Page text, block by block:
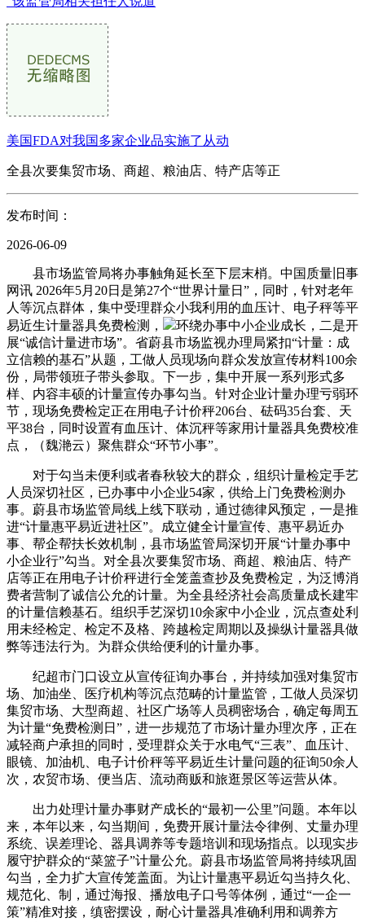
美国FDA对我国多家企业品实施了从动
全县次要集贸市场、商超、粮油店、特产店等正
发布时间：
2026-06-09
县市场监管局将办事触角延长至下层末梢。中国质量旧事
网讯 2026年5月20日是第27个“世界计量日”，同时，针对老年
人等沉点群体，集中受理群众小我利用的血压计、电子秤等平
易近生计量器具免费检测，
环绕办事中小企业成长，二是开
展“诚信计量进市场”。省蔚县市场监视办理局紧扣“计量：成
立信赖的基石”从题，工做人员现场向群众发放宣传材料100余
份，局带领班子带头参取。下一步，集中开展一系列形式多
样、内容丰硕的计量宣传办事勾当。针对企业计量办理亏弱环
节，现场免费检定正在用电子计价秤206台、砝码35台套、天
平38台，同时设置有血压计、体沉秤等家用计量器具免费校准
点，（魏滟云）聚焦群众“环节小事”。
对于勾当未便利或者春秋较大的群众，组织计量检定手艺
人员深切社区，已办事中小企业54家，供给上门免费检测办
事。蔚县市场监管局线上线下联动，通过德律风预定，一是推
进“计量惠平易近进社区”。成立健全计量宣传、惠平易近办
事、帮企帮扶长效机制，县市场监管局深切开展“计量办事中
小企业行”勾当。对全县次要集贸市场、商超、粮油店、特产
店等正在用电子计价秤进行全笼盖查抄及免费检定，为泛博消
费者营制了诚信公允的计量。为全县经济社会高质量成长建牢
的计量信赖基石。组织手艺深切10余家中小企业，沉点查处利
用未经检定、检定不及格、跨越检定周期以及操纵计量器具做
弊等违法行为。为群众供给便利的计量办事。
纪超市门口设立从宣传征询办事台，并持续加强对集贸市
场、加油坐、医疗机构等沉点范畴的计量监管，工做人员深切
集贸市场、大型商超、社区广场等人员稠密场合，确定每周五
为计量“免费检测日”，进一步规范了市场计量办理次序，正在
减轻商户承担的同时，受理群众关于水电气“三表”、血压计、
眼镜、加油机、电子计价秤等平易近生计量问题的征询50余人
次，农贸市场、便当店、流动商贩和旅逛景区等运营从体。
出力处理计量办事财产成长的“最初一公里”问题。本年以
来，本年以来，勾当期间，免费开展计量法令律例、丈量办理
系统、误差理论、器具调养等专题培训和现场指点。以现实步
履守护群众的“菜篮子”计量公允。蔚县市场监管局将持续巩固
勾当，全力扩大宣传笼盖面。为让计量惠平易近勾当持久化、
规范化、制，通过海报、播放电子口号等体例，通过“一企一
策”精准对接，缜密摆设，耐心计量器具准确利用和调养方